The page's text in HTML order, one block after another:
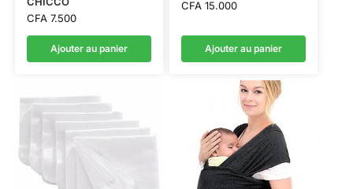
CFA7.500
Ajouter au panier
CFA15.000
Ajouter au panier